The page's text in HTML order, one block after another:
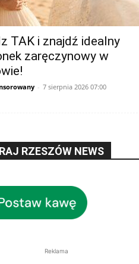
TAK i znajdź idealny
zaręczynowy w
- 7 sierpnia 2026 07:00
RZESZÓW NEWS
Reklama